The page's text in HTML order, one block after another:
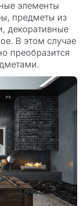
элементы
предметы из
декоративные
В этом случае
преобразится